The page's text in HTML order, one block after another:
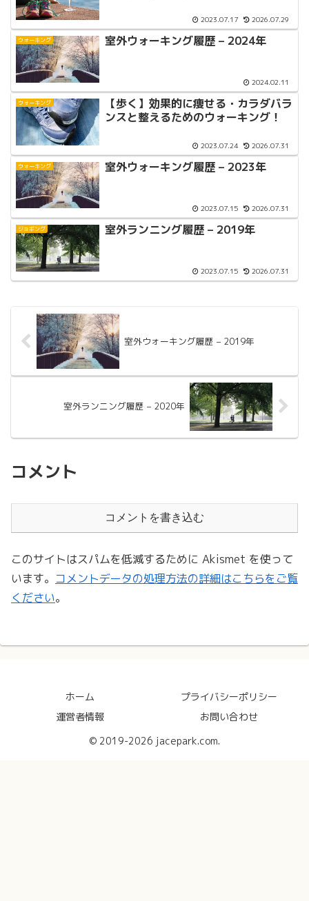
2023.07.17 2026.07.29
ウォーキング 室外ウォーキング履歴 – 2024年
2024.02.11
ウォーキング
【歩く】効果的に痩せる・カラダバラ
ンスと整えるためのウォーキング！
2023.07.24 2026.07.31
ウォーキング 室外ウォーキング履歴 – 2023年
2023.07.15 2026.07.31
ジョギング 室外ランニング履歴 – 2019年
2023.07.15 2026.07.31
室外ウォーキング履歴 – 2019年
室外ランニング履歴 – 2020年
コメント
コメントを書き込む
このサイトはスパムを低減するために Akismet を使って
います。 コメントデータの処理方法の詳細はこちらをご覧
ください。
ホーム
プライバシーポリシー
運営者情報
お問い合わせ
© 2019-2026 jacepark.com.